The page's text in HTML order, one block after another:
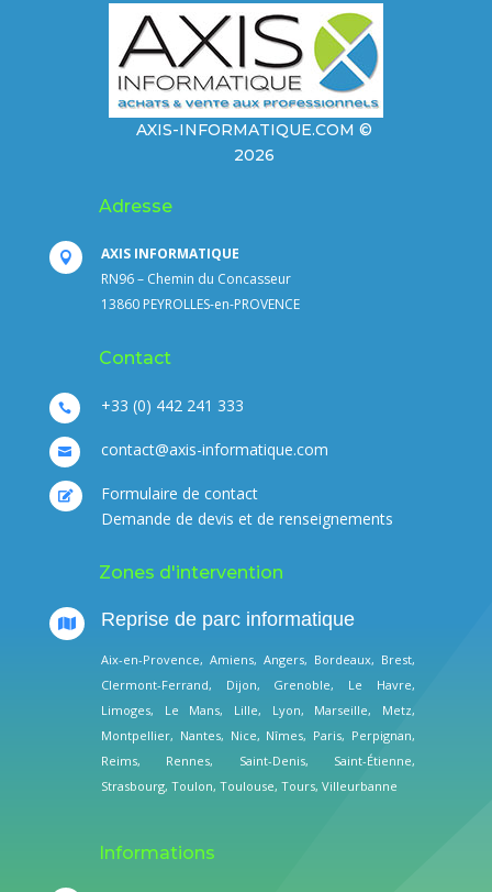
AXIS-INFORMATIQUE.COM ©
2026
Adresse

AXIS INFORMATIQUE
RN96 – Chemin du Concasseur
13860 PEYROLLES-en-PROVENCE
Contact
 +33 (0) 442 241 333
 contact@axis-informatique.com

Formulaire de contact
Demande de devis et de renseignements
Zones d'intervention
 Reprise de parc informatique
Aix-en-Provence, Amiens, Angers, Bordeaux, Brest,
Clermont-Ferrand, Dijon, Grenoble, Le Havre,
Limoges, Le Mans, Lille, Lyon, Marseille, Metz,
Montpellier, Nantes, Nice, Nîmes, Paris, Perpignan,
Reims, Rennes, Saint-Denis, Saint-Étienne,
Strasbourg, Toulon, Toulouse, Tours, Villeurbanne
Informations